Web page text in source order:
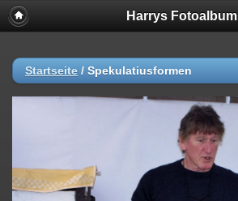
Harrys Fotoalbum
Startseite / Spekulatiusformen